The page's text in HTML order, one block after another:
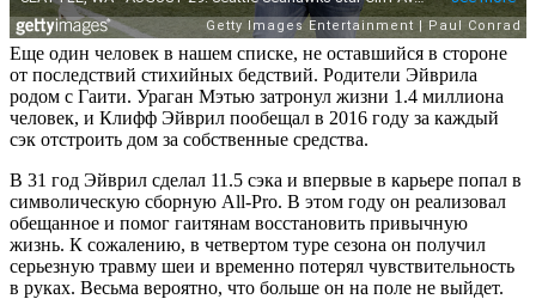
Еще один человек в нашем списке, не оставшийся в стороне
от последствий стихийных бедствий. Родители Эйврила
родом с Гаити. Ураган Мэтью затронул жизни 1.4 миллиона
человек, и Клифф Эйврил пообещал в 2016 году за каждый
сэк отстроить дом за собственные средства.
В 31 год Эйврил сделал 11.5 сэка и впервые в карьере попал в
символическую сборную All-Pro. В этом году он реализовал
обещанное и помог гаитянам восстановить привычную
жизнь. К сожалению, в четвертом туре сезона он получил
серьезную травму шеи и временно потерял чувствительность
в руках. Весьма вероятно, что больше он на поле не выйдет.